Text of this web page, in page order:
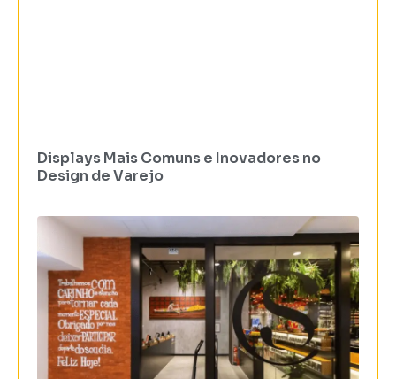
Displays Mais Comuns e Inovadores no
Design de Varejo